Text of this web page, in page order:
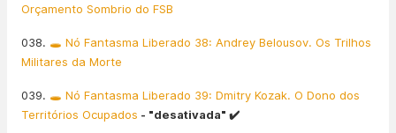
Orçamento Sombrio do FSB
038. 🕳️ Nó Fantasma Liberado 38: Andrey Belousov. Os Trilhos
Militares da Morte
039. 🕳️ Nó Fantasma Liberado 39: Dmitry Kozak. O Dono dos
Territórios Ocupados - "desativada" ✔️